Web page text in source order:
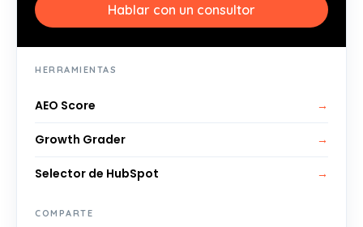
Hablar con un consultor
HERRAMIENTAS
AEO Score →
Growth Grader →
Selector de HubSpot →
COMPARTE